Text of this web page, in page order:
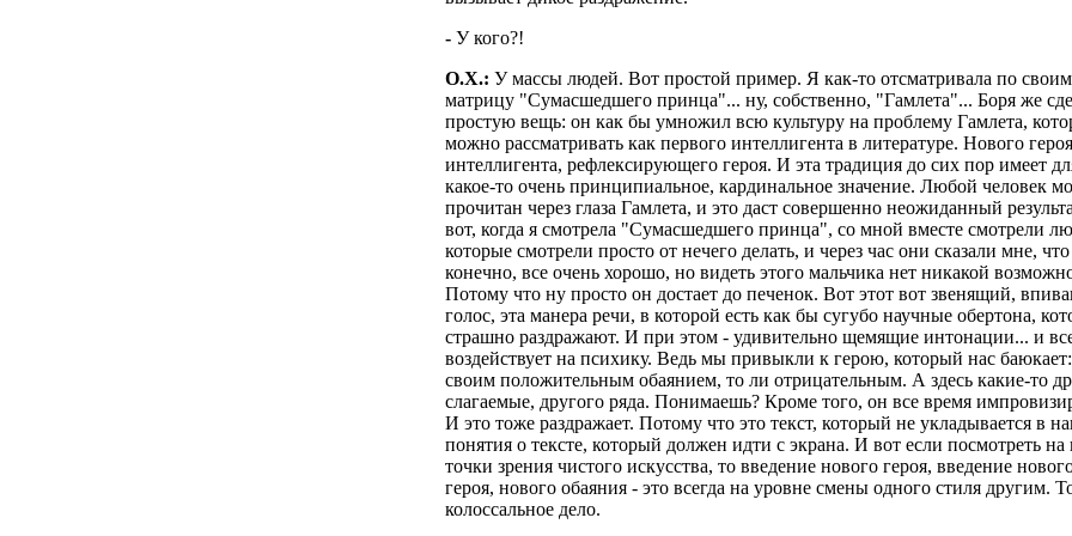
- У кого?!
О.Х.: У массы людей. Вот простой пример. Я как-то отсматривала по
матрицу "Сумасшедшего принца"... ну, собственно, "Гамлета"... Боря же
простую вещь: он как бы умножил всю культуру на проблему Гамлета,
можно рассматривать как первого интеллигента в литературе. Нового
интеллигента, рефлексирующего героя. И эта традиция до сих пор имеет
какое-то очень принципиальное, кардинальное значение. Любой человек
прочитан через глаза Гамлета, и это даст совершенно неожиданный
вот, когда я смотрела "Сумасшедшего принца", со мной вместе смотрели
которые смотрели просто от нечего делать, и через час они сказали мне,
конечно, все очень хорошо, но видеть этого мальчика нет никакой
Потому что ну просто он достает до печенок. Вот этот вот звенящий,
голос, эта манера речи, в которой есть как бы сугубо научные обертона,
страшно раздражают. И при этом - удивительно щемящие интонации... и
воздействует на психику. Ведь мы привыкли к герою, который нас
своим положительным обаянием, то ли отрицательным. А здесь какие-то
слагаемые, другого ряда. Понимаешь? Кроме того, он все время
И это тоже раздражает. Потому что это текст, который не укладывается в
понятия о тексте, который должен идти с экрана. И вот если посмотреть на
точки зрения чистого искусства, то введение нового героя, введение
героя, нового обаяния - это всегда на уровне смены одного стиля другим.
колоссальное дело.